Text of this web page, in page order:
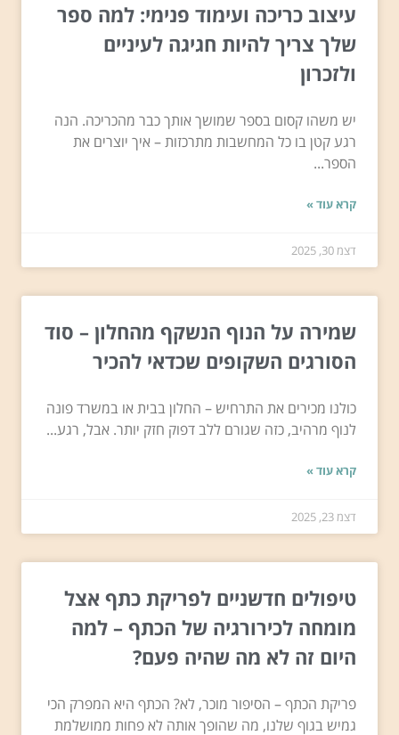
עיצוב כריכה ועימוד פנימי: למה ספר
שלך צריך להיות חגיגה לעיניים
ולזכרון
יש משהו קסום בספר שמושך אותך כבר מהכריכה. הנה
רגע קטן בו כל המחשבות מתרכזות – איך יוצרים את
הספר...
קרא עוד »
דצמ 30, 2025
שמירה על הנוף הנשקף מהחלון – סוד
הסורגים השקופים שכדאי להכיר
כולנו מכירים את התרחיש – החלון בבית או במשרד פונה
לנוף מרהיב, כזה שגורם ללב דפוק חזק יותר. אבל, רגע...
קרא עוד »
דצמ 23, 2025
טיפולים חדשניים לפריקת כתף אצל
מומחה לכירורגיה של הכתף – למה
היום זה לא מה שהיה פעם?
פריקת הכתף – הסיפור מוכר, לא? הכתף היא המפרק הכי
גמיש בגוף שלנו, מה שהופך אותה לא פחות ממושלמת